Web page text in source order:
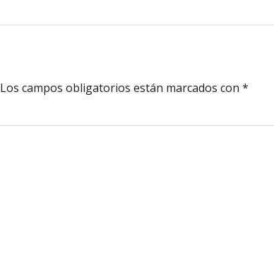
Los campos obligatorios están marcados con *